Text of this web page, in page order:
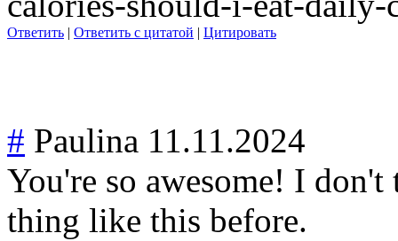
Ответить | Ответить с цитатой | Цитировать
# Paulina 11.11.2024
You're so awesome! I
thing like this before.